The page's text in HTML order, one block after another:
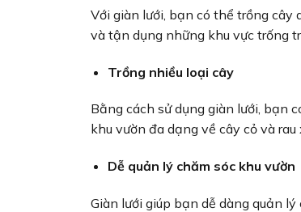
Với giàn lưới, bạn có thể trồng
và tận dụng những khu vực trống
Trồng nhiều loại cây
Bằng cách sử dụng giàn lưới, bạn
khu vườn đa dạng về cây cỏ và rau
Dễ quản lý chăm sóc khu vườn
Giàn lưới giúp bạn dễ dàng quản